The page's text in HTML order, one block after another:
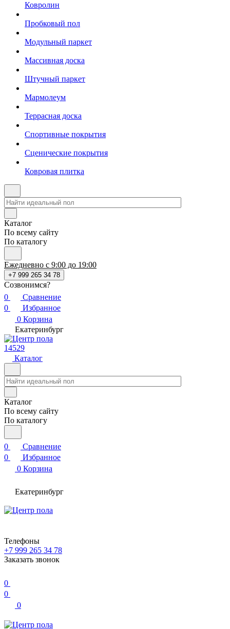
Ковролин
Пробковый пол
Модульный паркет
Массивная доска
Штучный паркет
Мармолеум
Террасная доска
Спортивные покрытия
Сценические покрытия
Ковровая плитка
Каталог
По всему сайту
По каталогу
Ежедневно с 9:00 до 19:00
+7 999 265 34 78
Созвонимся?
0
Сравнение
0
Избранное
0 Корзина
Екатеринбург
14529
Каталог
Каталог
По всему сайту
По каталогу
0
Сравнение
0
Избранное
0 Корзина
Екатеринбург
Телефоны
+7 999 265 34 78
Заказать звонок
0
0
0